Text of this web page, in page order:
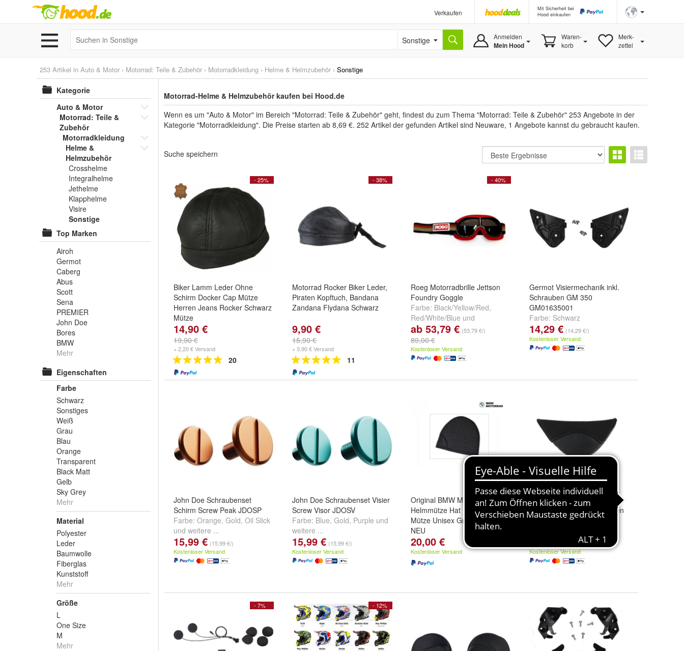
Verkaufen
Mit Sicherheit bei
Hood einkaufen
Sonstige Anmelden
Mein Hood
Waren-
korb
Merk-
zettel
253 Artikel in Auto & Motor › Motorrad: Teile & Zubehör › Motorradkleidung › Helme & Helmzubehör › Sonstige
Kategorie
Auto & Motor
Motorrad: Teile &
Zubehör
Motorradkleidung
Helme &
Helmzubehör
Crosshelme
Integralhelme
Jethelme
Klapphelme
Visire
Sonstige
Top Marken
Airoh
Germot
Caberg
Abus
Scott
Sena
PREMIER
John Doe
Bores
BMW
Mehr
Eigenschaften
Farbe
Schwarz
Sonstiges
Weiß
Grau
Blau
Orange
Transparent
Black Matt
Gelb
Sky Grey
Mehr
Material
Polyester
Leder
Baumwolle
Fiberglas
Kunststoff
Mehr
Größe
L
One Size
M
Mehr
Motorrad-Helme & Helmzubehör kaufen bei Hood.de
Wenn es um "Auto & Motor" im Bereich "Motorrad: Teile & Zubehör" geht, findest du zum Thema "Motorrad: Teile & Zubehör" 253 Angebote in der
Kategorie "Motorradkleidung". Die Preise starten ab 8,69 €. 252 Artikel der gefunden Artikel sind Neuware, 1 Angebote kannst du gebraucht kaufen.
Suche speichern
- 25%
Biker Lamm Leder Ohne
Schirm Docker Cap Mütze
Herren Jeans Rocker Schwarz
Mütze
14,90 €
19,90 €
+ 2,20 € Versand
20
- 38%
Motorrad Rocker Biker Leder,
Piraten Kopftuch, Bandana
Zandana Flydana Schwarz
9,90 €
15,90 €
+ 3,90 € Versand
11
- 40%
Roeg Motorradbrille Jettson
Foundry Goggle
Farbe: Black/Yellow/Red,
Red/White/Blue und
Black/Grey
ab 53,79 € (53,79 €/)
89,00 €
Kostenloser Versand
Germot Visiermechanik inkl.
Schrauben GM 350
GM01635001
Farbe: Schwarz
14,29 € (14,29 €/)
Kostenloser Versand
John Doe Schraubenset
Schirm Screw Peak JDOSP
Farbe: Orange, Gold, Oil Slick
und weitere ...
15,99 € (15,99 €/)
Kostenloser Versand
John Doe Schraubenset Visier
Screw Visor JDOSV
Farbe: Blue, Gold, Purple und
weitere ...
15,99 € (15,99 €/)
Kostenloser Versand
Original BMW Motorrad
Helmmütze Hat Ride Helm
Mütze Unisex Größen M & L
NEU
Größe:Mund
20,00 €
Kostenloser Versand
Germot Helmzubehör
Windabweiser GM 330 Unten
Farbe:Sonstiges
(12,79 €/)
Kostenloser Versand
- 7% - 12%